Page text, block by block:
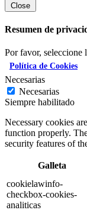
Close
Resumen de
Por favor, seleccione
Política de Cookies
Necesarias
Necesarias
Siempre habilitado
Necessary cookies
function properly.
security features of
Galleta
cookielawinfo-
checkbox-cookies-
analiticas